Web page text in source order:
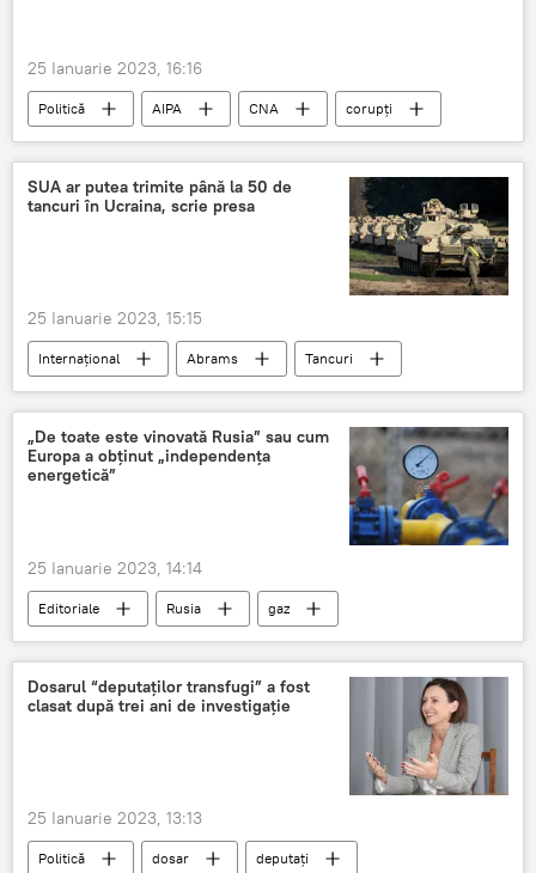
25 Ianuarie 2023, 16:16
Politică AIPA CNA corupți
SUA ar putea trimite până la 50 de
tancuri în Ucraina, scrie presa
25 Ianuarie 2023, 15:15
Internațional Abrams
Tancuri
SUA
Ucraina
„De toate este vinovată Rusia” sau cum
Europa a obținut „independența
energetică”
25 Ianuarie 2023, 14:14
Editoriale Rusia
gaz
Uniunea Euro-Asiatică
Germania
Dosarul “deputaților transfugi” a fost
clasat după trei ani de investigație
25 Ianuarie 2023, 13:13
Politică dosar deputați